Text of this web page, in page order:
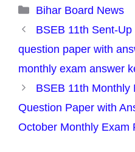
Categories
Bihar Board News
BSEB 11th Sent-
question paper with
monthly exam answer
BSEB 11th
Question Paper with
October Monthly Exam